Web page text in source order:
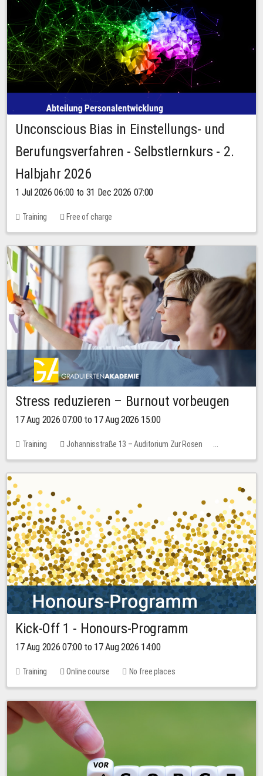
Unconscious Bias in Einstellungs- und
Berufungsverfahren - Selbstlernkurs - 2.
Halbjahr 2026
1 Jul 2026 06:00 to 31 Dec 2026 07:00
Training Free of charge
Stress reduzieren – Burnout vorbeugen
17 Aug 2026 07:00 to 17 Aug 2026 15:00
Training
Johannisstraße 13 – Auditorium Zur Rosen
2 places
10.00 EUR
Kick-Off 1 - Honours-Programm
17 Aug 2026 07:00 to 17 Aug 2026 14:00
Training Online course No free places